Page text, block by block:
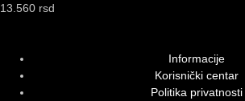
13.560 rsd
Informacije
Korisnički centar
Politika privatnosti